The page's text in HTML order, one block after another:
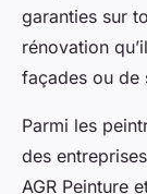
garanties sur
rénovation
façades ou de
Parmi les
des
AGR Peinture